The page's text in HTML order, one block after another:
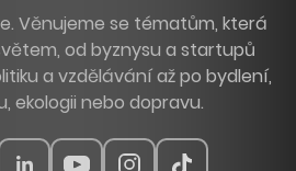
Věnujeme se tématům, která
od byznysu a startupů
a vzdělávání až po bydlení,
ekologii nebo dopravu.